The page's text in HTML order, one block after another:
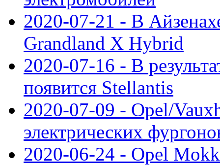
2020-07-21 - В
Grandland X Hybrid
2020-07-16 - В
появится Stellantis
2020-07-09 - Opel/
электрических
2020-06-24 - Opel